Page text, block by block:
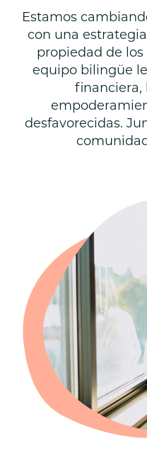
Estamos
con una
propiedad de
equipo bilingüe
financiera,
desfavorecidas.